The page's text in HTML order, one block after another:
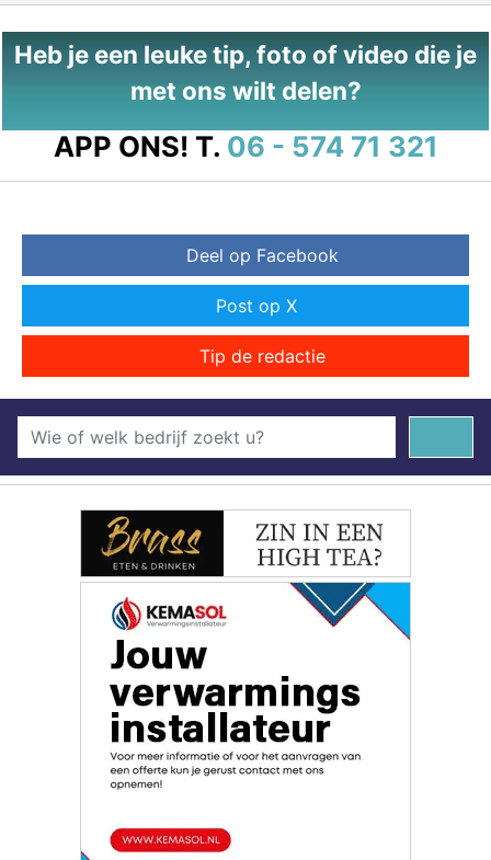
Heb je een leuke tip, foto of video die je
met ons wilt delen?
APP ONS! T. 06 - 574 71 321
Deel op Facebook
Post op X
Tip de redactie